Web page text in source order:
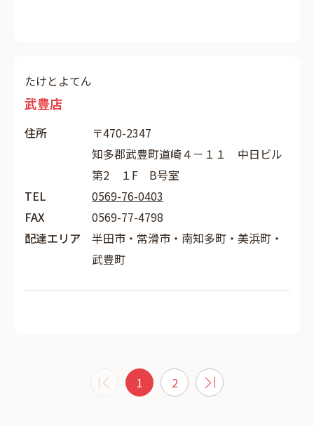
たけとよてん
武豊店
住所
〒470-2347
知多郡武豊町道崎４－１１ 中日ビル
第2 １F B号室
TEL
0569-76-0403
FAX
0569-77-4798
配達エリア
半田市・常滑市・南知多町・美浜町・
武豊町
1 2